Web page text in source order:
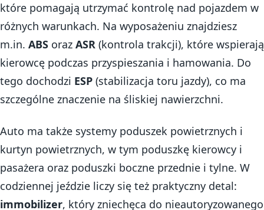
które pomagają utrzymać kontrolę nad pojazdem w
różnych warunkach. Na wyposażeniu znajdziesz
m.in. ABS oraz ASR (kontrola trakcji), które wspierają
kierowcę podczas przyspieszania i hamowania. Do
tego dochodzi ESP (stabilizacja toru jazdy), co ma
szczególne znaczenie na śliskiej nawierzchni.
Auto ma także systemy poduszek powietrznych i
kurtyn powietrznych, w tym poduszkę kierowcy i
pasażera oraz poduszki boczne przednie i tylne. W
codziennej jeździe liczy się też praktyczny detal:
immobilizer, który zniechęca do nieautoryzowanego